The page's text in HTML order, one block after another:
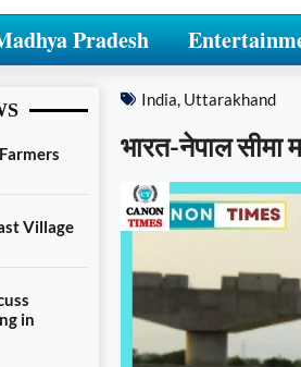
Pradesh
Village
in
India, Uttarakhand
भारत-नेपाल सीमा